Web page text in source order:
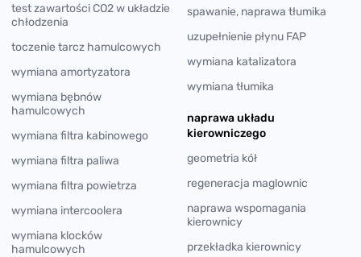
test zawartości CO2 w układzie
chłodzenia
toczenie tarcz hamulcowych
wymiana amortyzatora
wymiana bębnów
hamulcowych
wymiana filtra kabinowego
wymiana filtra paliwa
wymiana filtra powietrza
wymiana intercoolera
wymiana klocków
hamulcowych
spawanie, naprawa tłumika
uzupełnienie płynu FAP
wymiana katalizatora
wymiana tłumika
naprawa układu
kierowniczego
geometria kół
regeneracja maglownic
naprawa wspomagania
kierownicy
przekładka kierownicy